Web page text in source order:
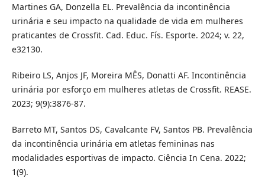
Martines GA, Donzella EL. Prevalência da incontinência
urinária e seu impacto na qualidade de vida em mulheres
praticantes de Crossfit. Cad. Educ. Fís. Esporte. 2024; v. 22,
e32130.
Ribeiro LS, Anjos JF, Moreira MÊS, Donatti AF. Incontinência
urinária por esforço em mulheres atletas de Crossfit. REASE.
2023; 9(9):3876-87.
Barreto MT, Santos DS, Cavalcante FV, Santos PB. Prevalência
da incontinência urinária em atletas femininas nas
modalidades esportivas de impacto. Ciência In Cena. 2022;
1(9).